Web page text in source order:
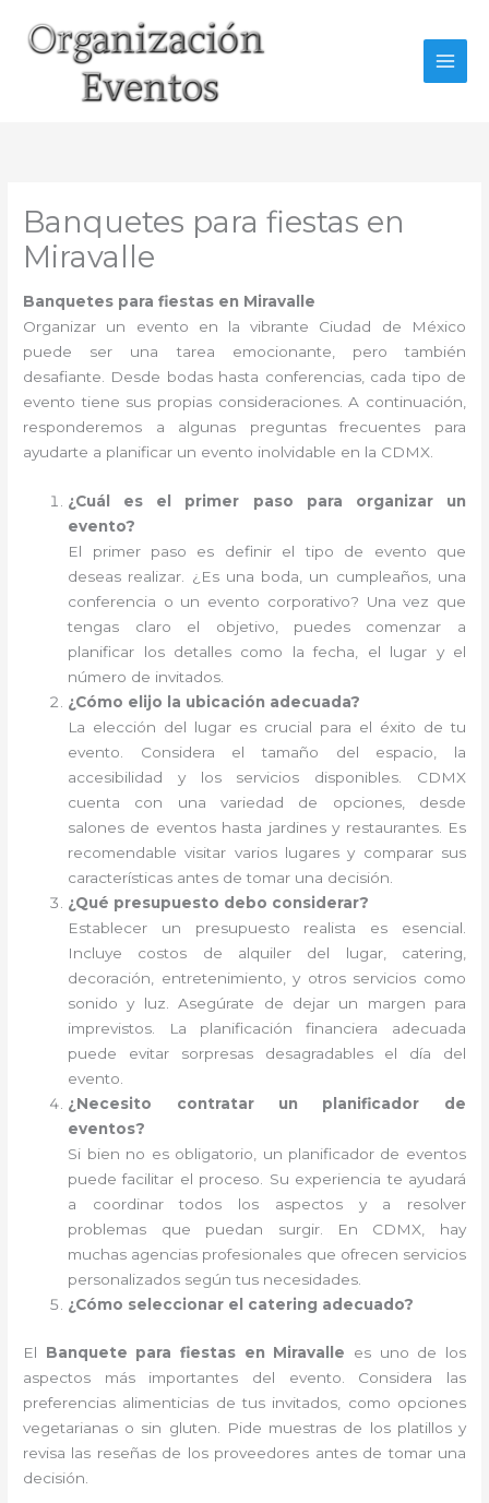
contenido
Banquetes para fiestas en
Miravalle
Banquetes para fiestas en Miravalle
Organizar un evento en la vibrante Ciudad de México
puede ser una tarea emocionante, pero también
desafiante. Desde bodas hasta conferencias, cada tipo de
evento tiene sus propias consideraciones. A continuación,
responderemos a algunas preguntas frecuentes para
ayudarte a planificar un evento inolvidable en la CDMX.
¿Cuál es el primer paso para organizar un
evento?
El primer paso es definir el tipo de evento que
deseas realizar. ¿Es una boda, un cumpleaños, una
conferencia o un evento corporativo? Una vez que
tengas claro el objetivo, puedes comenzar a
planificar los detalles como la fecha, el lugar y el
número de invitados.
¿Cómo elijo la ubicación adecuada?
La elección del lugar es crucial para el éxito de tu
evento. Considera el tamaño del espacio, la
accesibilidad y los servicios disponibles. CDMX
cuenta con una variedad de opciones, desde
salones de eventos hasta jardines y restaurantes. Es
recomendable visitar varios lugares y comparar sus
características antes de tomar una decisión.
¿Qué presupuesto debo considerar?
Establecer un presupuesto realista es esencial.
Incluye costos de alquiler del lugar, catering,
decoración, entretenimiento, y otros servicios como
sonido y luz. Asegúrate de dejar un margen para
imprevistos. La planificación financiera adecuada
puede evitar sorpresas desagradables el día del
evento.
¿Necesito contratar un planificador de
eventos?
Si bien no es obligatorio, un planificador de eventos
puede facilitar el proceso. Su experiencia te ayudará
a coordinar todos los aspectos y a resolver
problemas que puedan surgir. En CDMX, hay
muchas agencias profesionales que ofrecen servicios
personalizados según tus necesidades.
¿Cómo seleccionar el catering adecuado?
El Banquete para fiestas en Miravalle es uno de los
aspectos más importantes del evento. Considera las
preferencias alimenticias de tus invitados, como opciones
vegetarianas o sin gluten. Pide muestras de los platillos y
revisa las reseñas de los proveedores antes de tomar una
decisión.